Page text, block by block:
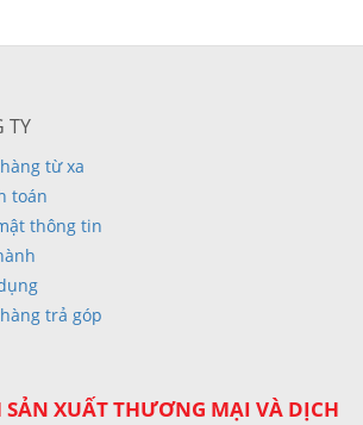
TY
từ xa
toán
thông tin
trả góp
SẢN XUẤT THƯƠNG MẠI VÀ DỊCH